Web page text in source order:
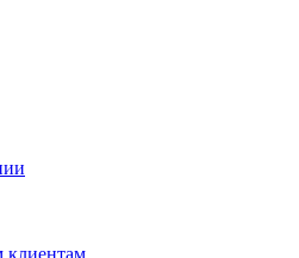
клиентам